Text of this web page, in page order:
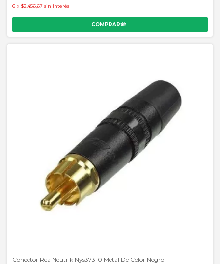
6 x $2.456,67 sin interés
Conector Rca Neutrik Nys373-0 Metal De Color Negro